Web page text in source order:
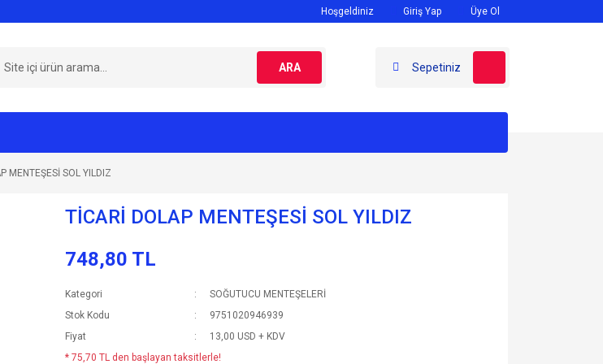
Hoşgeldiniz Giriş Yap Üye Ol
ARA Sepetiniz
MENTEŞESİ SOL YILDIZ
TİCARİ DOLAP MENTEŞESİ SOL YILDIZ
748,80 TL
Kategori
SOĞUTUCU MENTEŞELERİ
Stok Kodu
9751020946939
Fiyat
13,00 USD + KDV
* 75,70 TL den başlayan taksitlerle!